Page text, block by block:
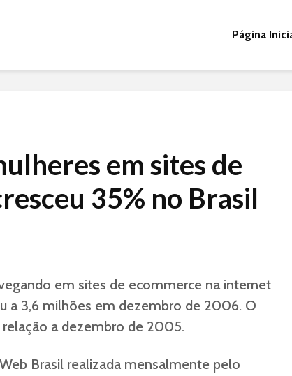
Página
em sites de
35% no Brasil
em sites de ecommerce na internet
a 3,6 milhões em dezembro de 2006. O
a dezembro de 2005.
Brasil realizada mensalmente pelo